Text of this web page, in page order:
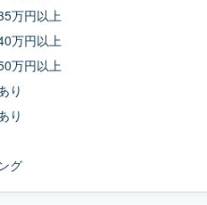
万円以上
万円以上
万円以上
り
り
グ